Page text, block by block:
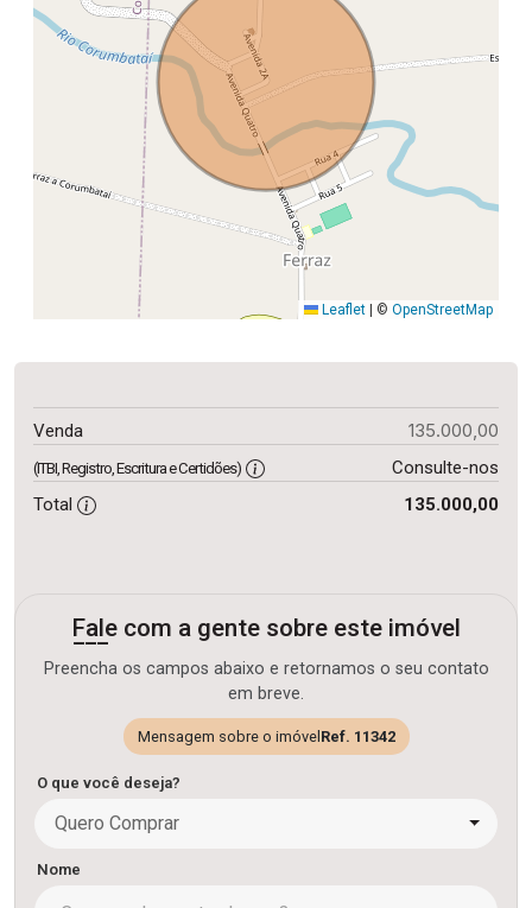
Leaflet © OpenStreetMap
Venda 135.000,00
(ITBI, Registro, Escritura e Certidões)
Consulte-nos
Total
135.000,00
Fale com a gente sobre este imóvel
Preencha os campos abaixo e retornamos o seu contato
em breve.
Mensagem sobre o imóvel Ref. 11342
O que você deseja?
Quero Comprar
Nome